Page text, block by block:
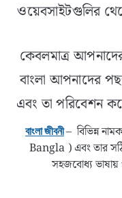
ওয়েবসাইটগুলির
কেবলমাত্র
বাংলা আপনাদের
এবং তা পরিবেশন
বাংলা জীবনী– বিভিন্ন
Bangla ) এবং তার
সহজবোধ্য